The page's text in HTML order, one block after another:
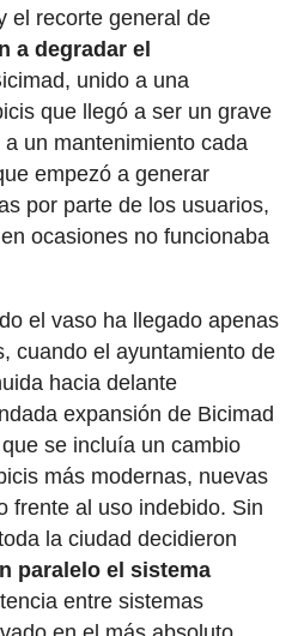
el recorte general de
a degradar el
unido a una
que llegó a ser un grave
un mantenimiento cada
empezó a generar
por parte de los usuarios,
ocasiones no funcionaba
el vaso ha llegado apenas
cuando el ayuntamiento de
hacia delante
expansión de Bicimad
se incluía un cambio
más modernas, nuevas
frente al uso indebido. Sin
la ciudad decidieron
paralelo el sistema
entre sistemas